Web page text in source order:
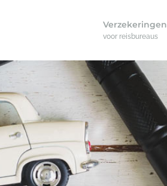
Verzekeringen
voor reisbureaus